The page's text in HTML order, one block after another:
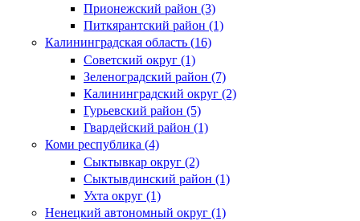
Прионежский район (3)
Питкярантский район (1)
Калининградская область (16)
Советский округ (1)
Зеленоградский район (7)
Калининградский округ (2)
Гурьевский район (5)
Гвардейский район (1)
Коми республика (4)
Сыктывкар округ (2)
Сыктывдинский район (1)
Ухта округ (1)
Ненецкий автономный округ (1)